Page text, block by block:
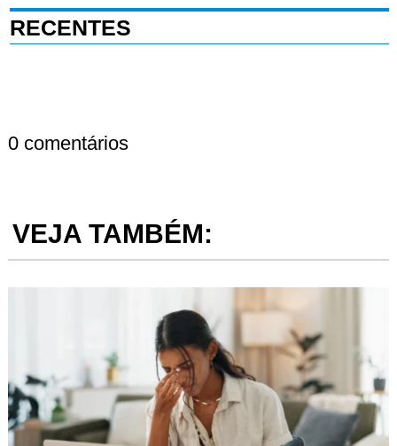
RECENTES
0 comentários
VEJA TAMBÉM: